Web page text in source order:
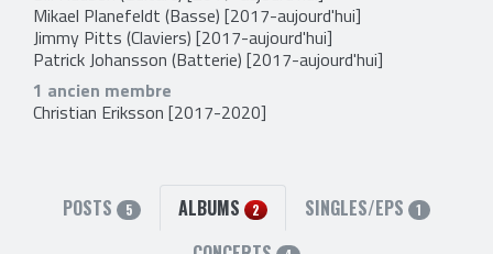
Mikael Planefeldt (Basse) [2017-aujourd'hui]
Jimmy Pitts (Claviers) [2017-aujourd'hui]
Patrick Johansson (Batterie) [2017-aujourd'hui]
1 ancien membre
Christian Eriksson [2017-2020]
POSTS 5 ALBUMS 2 SINGLES/EPS 1